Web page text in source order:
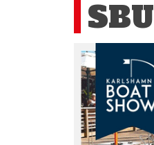
SBU